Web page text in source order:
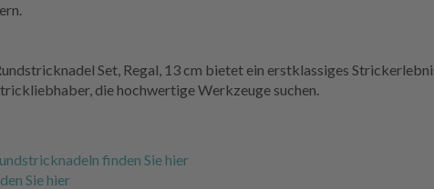
Set, Regal, 13 cm bietet ein erstklassiges
die hochwertige Werkzeuge suchen.
finden Sie hier
Sie hier